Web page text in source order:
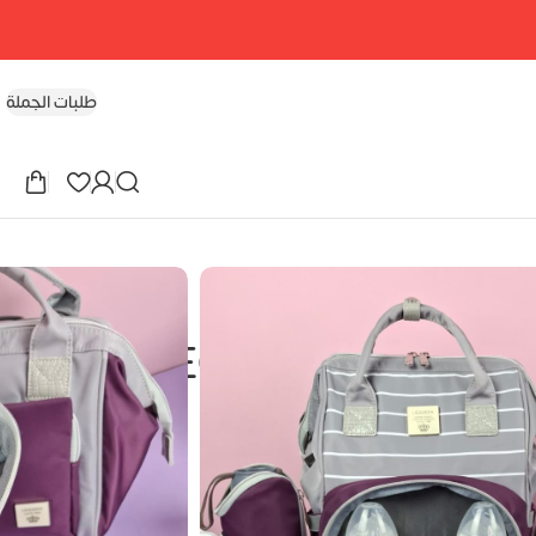
طلبات الجملة
ليكوين الجيل السابع LEQUEEN – 7TH